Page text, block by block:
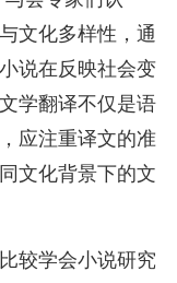
文化多样性，通
说在反映社会变
学翻译不仅是语
应注重译文的准
文化背景下的文
较学会小说研究